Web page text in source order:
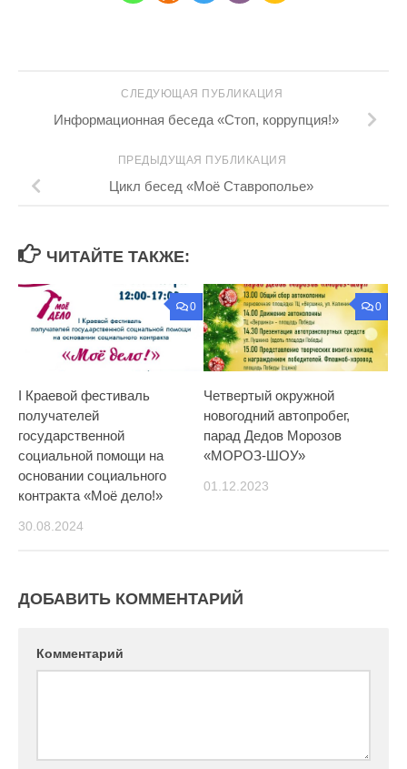
СЛЕДУЮЩАЯ ПУБЛИКАЦИЯ
Информационная беседа «Стоп, коррупция!»
ПРЕДЫДУЩАЯ ПУБЛИКАЦИЯ
Цикл бесед «Моё Ставрополье»
ЧИТАЙТЕ ТАКЖЕ:
0
I Краевой фестиваль
получателей
государственной
социальной помощи на
основании социального
контракта «Моё дело!»
30.08.2024
0
Четвертый окружной
новогодний автопробег,
парад Дедов Морозов
«МОРОЗ-ШОУ»
01.12.2023
ДОБАВИТЬ КОММЕНТАРИЙ
Комментарий